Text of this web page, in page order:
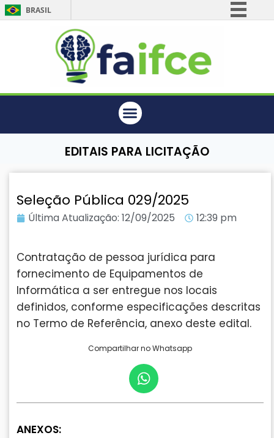
BRASIL
Participe
EDITAIS PARA LICITAÇÃO
Seleção Pública 029/2025
Última Atualização: 12/09/2025 12:39 pm
Contratação de pessoa jurídica para
fornecimento de Equipamentos de
Informática a ser entregue nos locais
definidos, conforme especificações descritas
no Termo de Referência, anexo deste edital.
Compartilhar no Whatsapp
ANEXOS: